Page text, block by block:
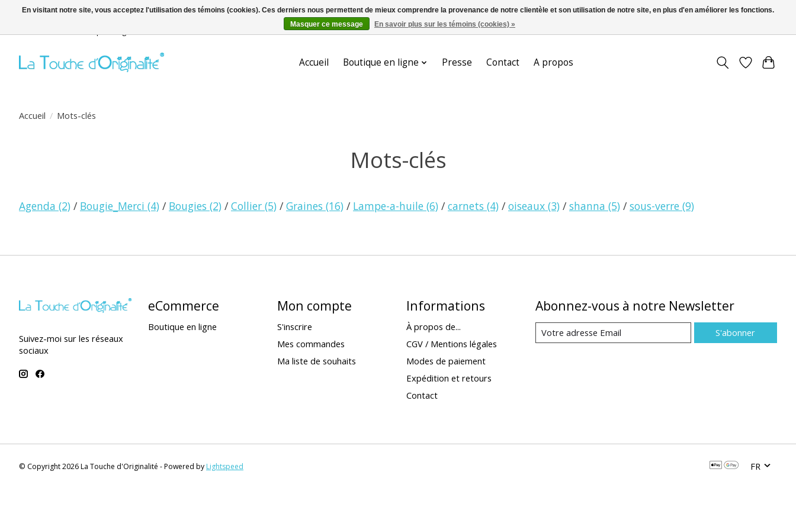
Accueil Boutique en ligne Presse Contact A propos
Accueil / Mots-clés
Mots-clés
Agenda (2) / Bougie_Merci (4) / Bougies (2) / Collier (5) / Graines (16) / Lampe-a-huile (6) / carnets (4) / oiseaux (3) / shanna (5) / sous-verre (9)
Suivez-moi sur les réseaux
sociaux
eCommerce
Boutique en ligne
Mon compte
S'inscrire
Mes commandes
Ma liste de souhaits
Informations
À propos de...
CGV / Mentions légales
Modes de paiement
Expédition et retours
Contact
Abonnez-vous à notre Newsletter
S'abonner
© Copyright 2026 La Touche d'Originalité - Powered by Lightspeed FR
En visitant notre site, vous acceptez l'utilisation des témoins (cookies). Ces derniers nous permettent de mieux comprendre la provenance de notre clientèle et son utilisation de notre site, en plus d'en améliorer les fonctions.
Masquer ce message
En savoir plus sur les témoins (cookies) »